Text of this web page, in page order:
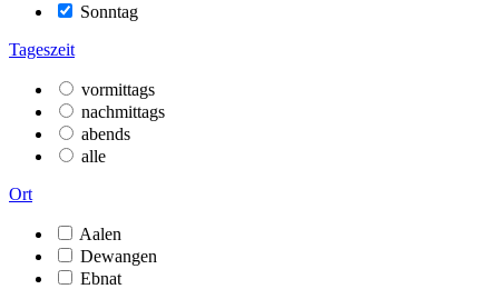
Sonntag
Tageszeit
vormittags
nachmittags
abends
alle
Ort
Aalen
Dewangen
Ebnat